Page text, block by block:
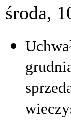
środa,